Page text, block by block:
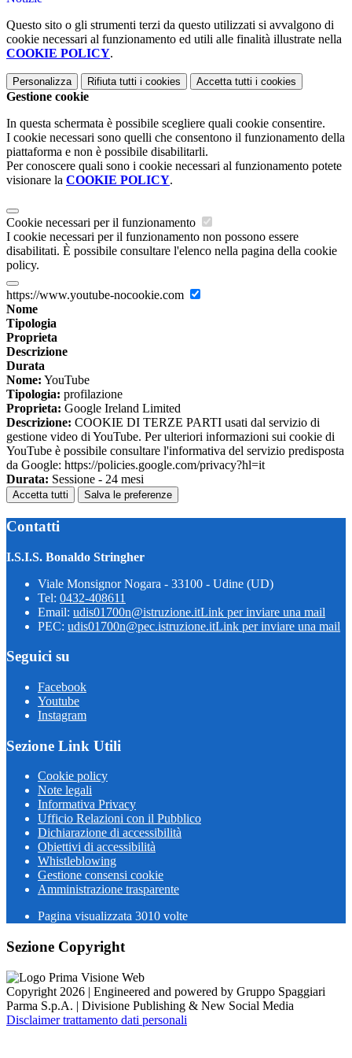
Questo sito o gli strumenti terzi da questo utilizzati si avvalgono di
cookie necessari al funzionamento ed utili alle finalità illustrate nella
COOKIE POLICY.
Personalizza Rifiuta tutti i cookies Accetta tutti i cookies
Gestione cookie
In questa schermata è possibile scegliere quali cookie consentire.
I cookie necessari sono quelli che consentono il funzionamento della
piattaforma e non è possibile disabilitarli.
Per conoscere quali sono i cookie necessari al funzionamento potete
visionare la COOKIE POLICY.
Cookie necessari per il funzionamento
I cookie necessari per il funzionamento non possono essere
disabilitati. È possibile consultare l'elenco nella pagina della cookie
policy.
https://www.youtube-nocookie.com
Nome
Tipologia
Proprieta
Descrizione
Durata
Nome: YouTube
Tipologia: profilazione
Proprieta: Google Ireland Limited
Descrizione: COOKIE DI TERZE PARTI usati dal servizio di
gestione video di YouTube. Per ulteriori informazioni sui cookie di
YouTube è possibile consultare l'informativa del servizio predisposta
da Google: https://policies.google.com/privacy?hl=it
Durata: Sessione - 24 mesi
Accetta tutti Salva le preferenze
Contatti
I.S.I.S. Bonaldo Stringher
Viale Monsignor Nogara - 33100 - Udine (UD)
Tel: 0432-408611
Email: udis01700n@istruzione.itLink per inviare una mail
PEC: udis01700n@pec.istruzione.itLink per inviare una mail
Seguici su
Facebook
Youtube
Instagram
Sezione Link Utili
Cookie policy
Note legali
Informativa Privacy
Ufficio Relazioni con il Pubblico
Dichiarazione di accessibilità
Obiettivi di accessibilità
Whistleblowing
Gestione consensi cookie
Amministrazione trasparente
Pagina visualizzata 3010 volte
Sezione Copyright
Copyright 2026 | Engineered and powered by Gruppo Spaggiari
Parma S.p.A. | Divisione Publishing & New Social Media
Disclaimer trattamento dati personali